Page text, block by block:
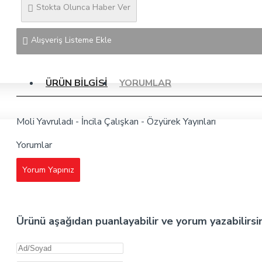
Stokta Olunca Haber Ver
Alışveriş Listeme Ekle
ÜRÜN BILGISI YORUMLAR
Moli Yavruladı - İncila Çalışkan - Özyürek Yayınları
Yorumlar
Yorum Yapınız
Ürünü aşağıdan puanlayabilir ve yorum